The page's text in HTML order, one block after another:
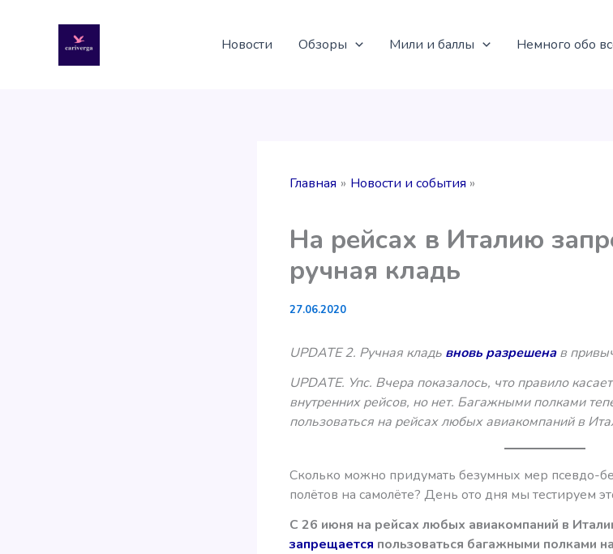
содержимому
Новости Обзоры Мили и баллы Немного обо
Главная Новости и события
На рейсах в Италию
ручная кладь
27.06.2020
UPDATE 2. Ручная кладь вновь разрешенав
UPDATE. Упс. Вчера показалось, что правило
внутренних рейсов, но нет. Багажными полками
пользоваться на рейсах любых авиакомпаний в
Сколько можно придумать безумных мер псевдо-
полётов на самолёте? День ото дня мы тестируем
С 26 июня на рейсах любых авиакомпаний в
запрещается пользоваться багажными полками